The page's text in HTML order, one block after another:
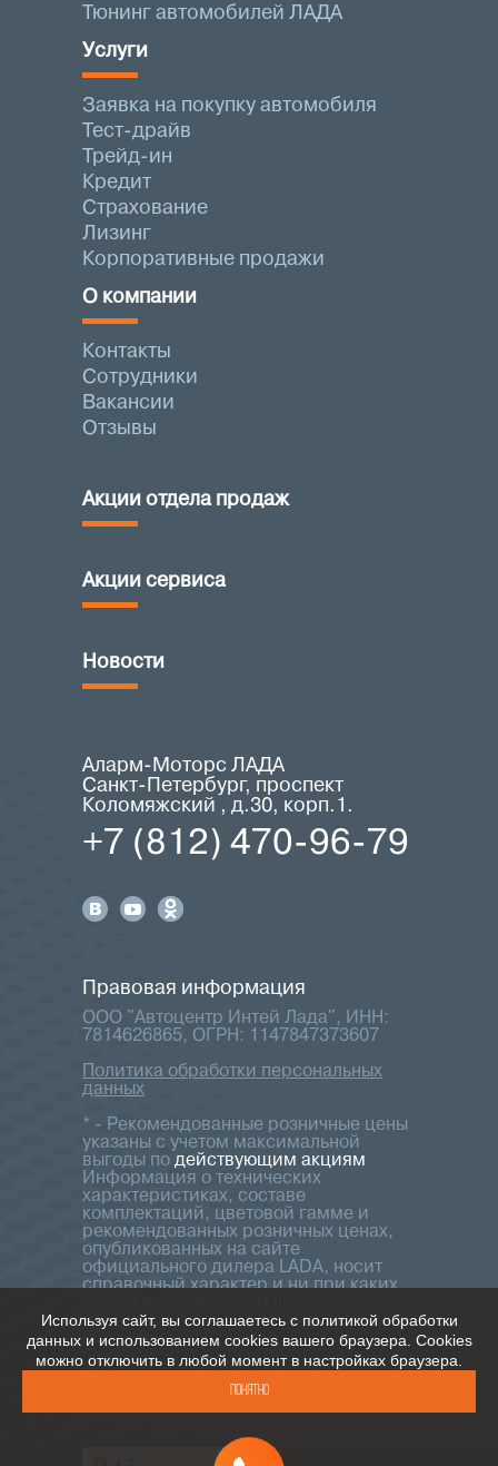
Тюнинг автомобилей ЛАДА
Услуги
Заявка на покупку автомобиля
Тест-драйв
Трейд-ин
Кредит
Страхование
Лизинг
Корпоративные продажи
О компании
Контакты
Сотрудники
Вакансии
Отзывы
Акции отдела продаж
Акции сервиса
Новости
Аларм-Моторс ЛАДА
Санкт-Петербург, проспект
Коломяжский , д.30, корп.1.
+7 (812) 470-96-79
Правовая информация
ООО "Автоцентр Интей Лада", ИНН:
7814626865, ОГРН: 1147847373607
Политика обработки персональных
данных
* - Рекомендованные розничные цены
указаны с учетом максимальной
выгоды по действующим акциям
Информация о технических
характеристиках, составе
комплектаций, цветовой гамме и
рекомендованных розничных ценах,
опубликованных на сайте
официального дилера LADA, носит
справочный характер и ни при каких
публичной офертой, определяемой
положениями Статьи 437 ч.2
Гражданского кодекса Российской
Федерации. Для получения
подробной информации обращайтесь
к консультантам нашего автосалона.
Используя сайт, вы соглашаетесь с политикой обработки
данных и использованием cookies вашего браузера. Cookies
можно отключить в любой момент в настройках браузера.
Понятно